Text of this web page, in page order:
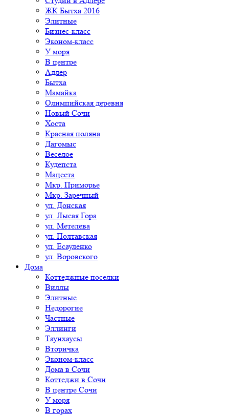
ЖК Бытха 2016
Элитные
Бизнес-класс
Эконом-класс
У моря
В центре
Адлер
Бытха
Мамайка
Олимпийская деревня
Новый Сочи
Хоста
Красная поляна
Дагомыс
Веселое
Кудепста
Мацеста
Мкр. Приморье
Мкр. Заречный
ул. Донская
ул. Лысая Гора
ул. Метелева
ул. Полтавская
ул. Есауленко
ул. Воровского
Дома
Коттеджные поселки
Виллы
Элитные
Недорогие
Частные
Эллинги
Таунхаусы
Вторичка
Эконом-класс
Дома в Сочи
Коттеджи в Сочи
В центре Сочи
У моря
В горах